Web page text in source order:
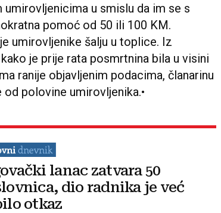
umirovljenicima u smislu da im se s
pomoć od 50 ili 100 KM.
umirovljenike šalju u toplice. Iz
je prije rata posmrtnina bila u visini
ranije objavljenim podacima, članarinu
polovine umirovljenika.•
lanac zatvara 50
dio radnika je već
otkaz